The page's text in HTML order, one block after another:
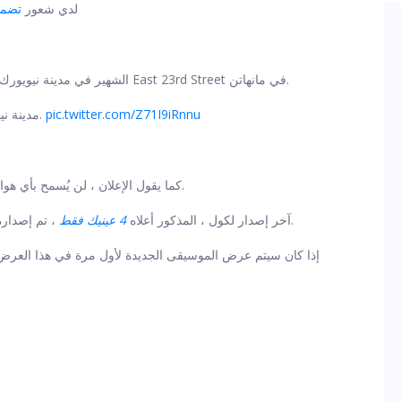
لدي شعور
كما اتضح ، يحتل كول مسرح Gramercy الشهير في مدينة نيويورك ، الواقع في 127 East 23rd Street في مانهاتن.
مدينة نيويورك. ياتى عبر. ساعتان من الآن. الخدمة بأسبقية الوصول. pic.twitter.com/Z71I9iRnnu
كما يقول الإعلان ، لن يُسمح بأي هواتف أو كاميرات أو حقائب ، ولا يوجد ضيف أو قائمة صحفية.
آخر إصدار لكول ، المذكور أعلاه4 عينيك فقط ، تم إصداره بعد فترة وجيزة.
إذا كان سيتم عرض الموسيقى الجديدة لأول مرة في هذا العرض